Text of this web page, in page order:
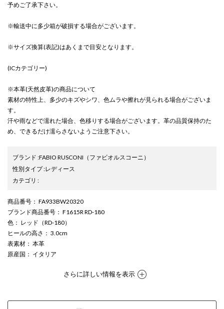
予めご了承下さい。
※輸送中に多少箱が破損する場合がございます。
※サイズ換算(表記)はあくまで目安となります。
(ICカテゴリー)
※本革(天然皮革)の商品について
素材の特性上、多少のキズやシワ、色ムラや擦れが見られる場合がございま
す。
汗や雨などで濡れた場合、色移りする場合がございます。革の品質保持のた
め、できるだけ濡らさないようご注意下さい。
ブランド :FABIO RUSCONI （ファビオルスコーニ）
性別タイプ:レディース
カテゴリ :
商品番号 ： FA933BW20320
ブランド商品番号 ： F1615R RD-180
色 ： レッド（RD-180）
ヒールの高さ ： 3.0cm
表素材 ： 本革
原産国 ： イタリア
さらに詳しい情報を表示